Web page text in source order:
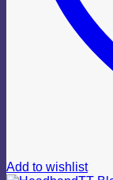
Add to wishlist